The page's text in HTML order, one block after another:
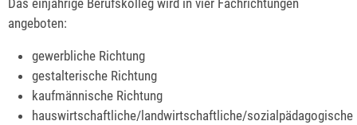
angeboten:
gewerbliche Richtung
gestalterische Richtung
kaufmännische Richtung
hauswirtschaftliche/landwirtschaftliche/sozialpädagogische